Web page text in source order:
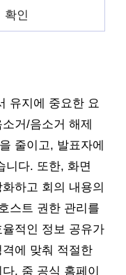
확인
유지에 중요한 요
거/음소거 해제
줄이고, 발표자에
니다. 또한, 화면
하고 회의 내용의
스트 권한 관리를
적인 정보 공유가
에 맞춰 적절한
. 줌 공식 홈페이